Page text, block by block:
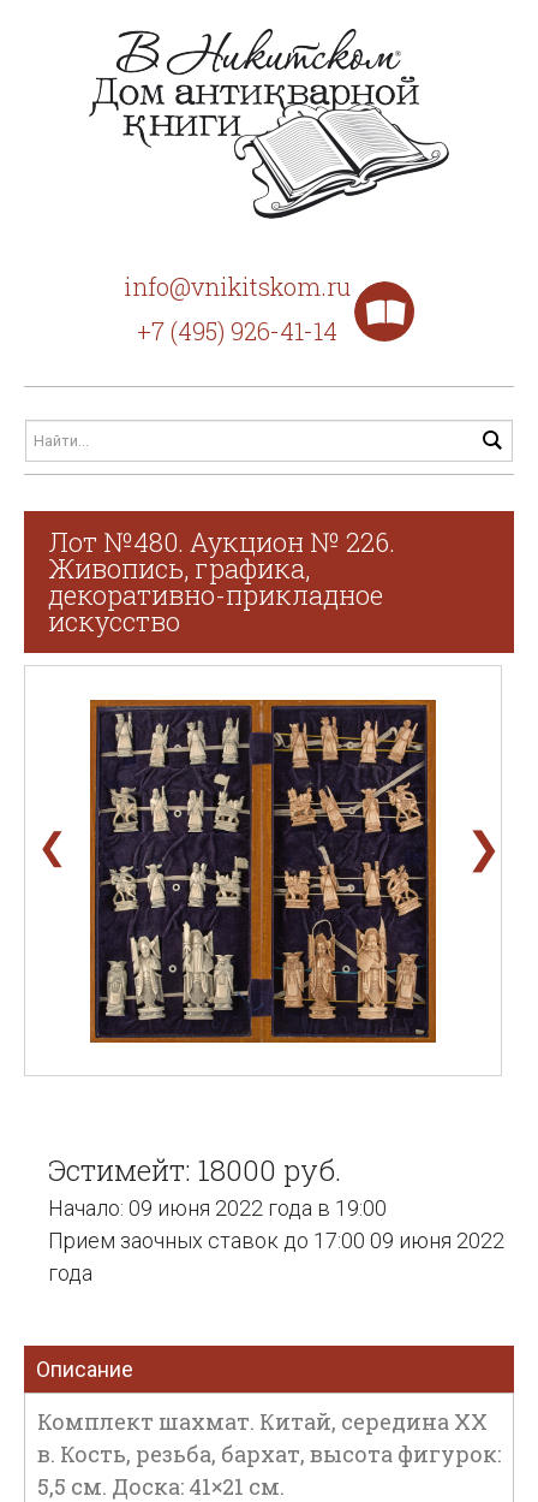
info@vnikitskom.ru
+7 (495) 926-41-14
Лот №480. Аукцион № 226.
Живопись, графика,
декоративно-прикладное
искусство
❮ ❯
Эстимейт: 18000 руб.
Начало: 09 июня 2022 года в 19:00
Прием заочных ставок до 17:00 09 июня 2022
года
Описание
Комплект шахмат. Китай, середина XX
в. Кость, резьба, бархат, высота фигурок:
5,5 см. Доска: 41×21 см.